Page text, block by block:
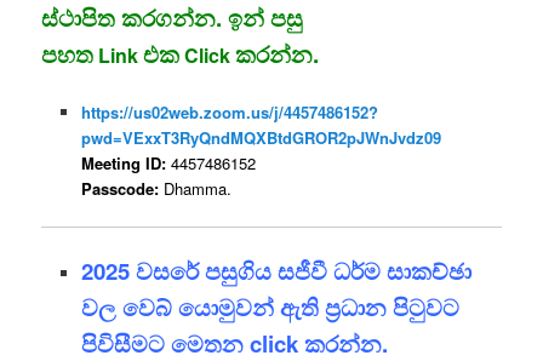
ස්ථාපිත කරගන්න. ඉන් පසු
පහත LinkඑකClickකරන්න.
https://us02web.zoom.us/j/4457486152?
pwd=VExxT3RyQndMQXBtdGROR2pJWnJvdz09
Meeting ID: 4457486152
Passcode: Dhamma.
2025 වසරේ පසුගිය සජීවී ධර්ම සාකච්ඡා
වල වෙබ් යොමුවන් ඇති ප්‍රධාන පිටුවට
පිවිසීමට මෙතන click කරන්න.